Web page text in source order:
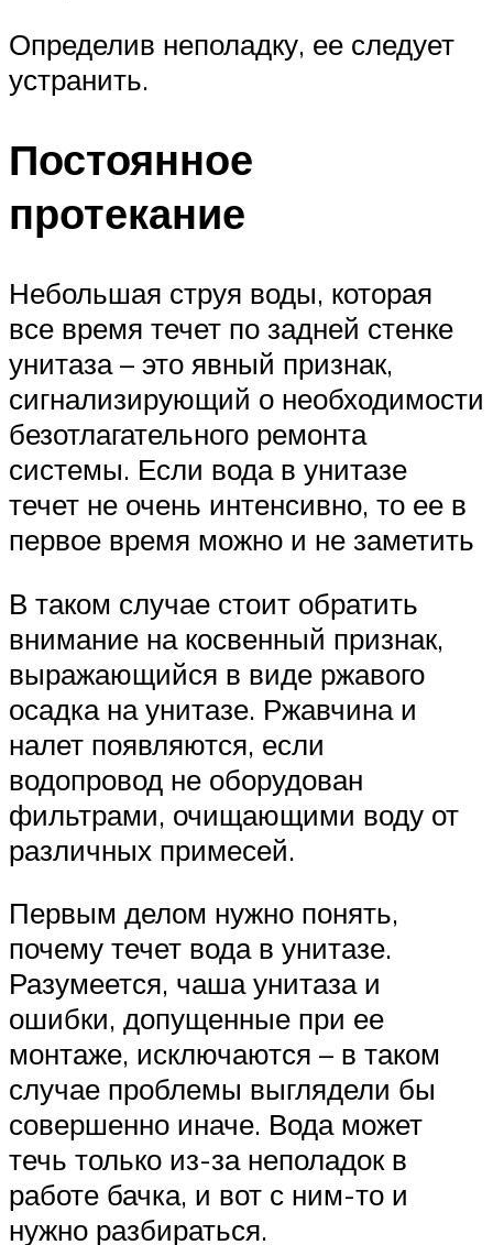
Определив неполадку, ее следует
устранить.
Постоянное
протекание
Небольшая струя воды, которая
все время течет по задней стенке
унитаза – это явный признак,
сигнализирующий о необходимости
безотлагательного ремонта
системы. Если вода в унитазе
течет не очень интенсивно, то ее в
первое время можно и не заметить
В таком случае стоит обратить
внимание на косвенный признак,
выражающийся в виде ржавого
осадка на унитазе. Ржавчина и
налет появляются, если
водопровод не оборудован
фильтрами, очищающими воду от
различных примесей.
Первым делом нужно понять,
почему течет вода в унитазе.
Разумеется, чаша унитаза и
ошибки, допущенные при ее
монтаже, исключаются – в таком
случае проблемы выглядели бы
совершенно иначе. Вода может
течь только из-за неполадок в
работе бачка, и вот с ним-то и
нужно разбираться.